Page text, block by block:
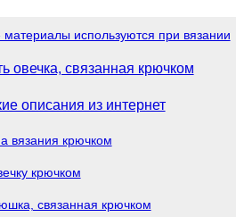
используются при вязании
овечка, связанная крючком
описания из интернет
вязания крючком
крючком
связанная крючком